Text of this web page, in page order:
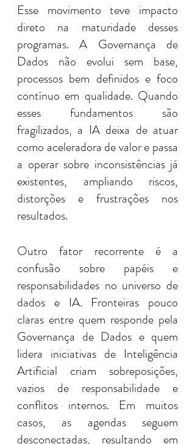
Esse movimento teve impacto
direto na maturidade desses
programas. A Governança de
Dados não evolui sem base,
processos bem definidos e foco
contínuo em qualidade. Quando
esses fundamentos são
fragilizados, a IA deixa de atuar
como aceleradora de valor e passa
a operar sobre inconsistências já
existentes, ampliando riscos,
distorções e frustrações nos
resultados.
Outro fator recorrente é a
confusão sobre papéis e
responsabilidades no universo de
dados e IA. Fronteiras pouco
claras entre quem responde pela
Governança de Dados e quem
lidera iniciativas de Inteligência
Artificial criam sobreposições,
vazios de responsabilidade e
conflitos internos. Em muitos
casos, as agendas seguem
desconectadas, resultando em